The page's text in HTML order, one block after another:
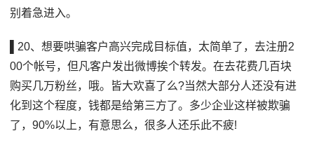
别着急进入。
▌20、想要哄骗客户高兴完成目标值，太简单了，去注册2
00个帐号，但凡客户发出微博挨个转发。在去花费几百块
购买几万粉丝，哦。皆大欢喜了么?当然大部分人还没有进
化到这个程度，钱都是给第三方了。多少企业这样被欺骗
了，90%以上，有意思么，很多人还乐此不疲!